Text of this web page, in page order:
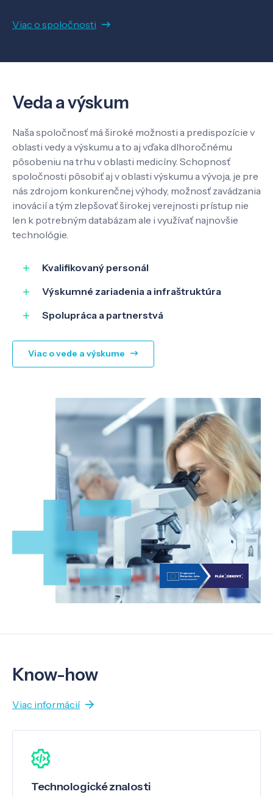
Know-how
O nás
Kontakt
SK EN
Viac o spoločnosti
Veda a výskum
Naša spoločnosť má široké možnosti a predispozície v
oblasti vedy a výskumu a to aj vďaka dlhoročnému
pôsobeniu na trhu v oblasti medicíny. Schopnosť
spoločnosti pôsobiť aj v oblasti výskumu a vývoja, je pre
nás zdrojom konkurenčnej výhody, možnosť zavádzania
inovácií a tým zlepšovať širokej verejnosti prístup nie
len k potrebným databázam ale i využívať najnovšie
technológie.
Kvalifikovaný personál
Výskumné zariadenia a infraštruktúra
Spolupráca a partnerstvá
Viac o vede a výskume
Know-how
Viac informácií
Technologické znalosti